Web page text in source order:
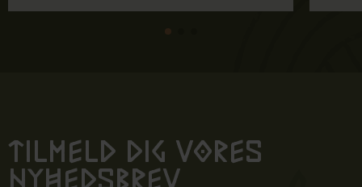
Tilmeld dig vores
nyhedsbrev